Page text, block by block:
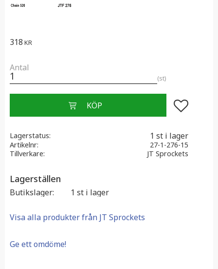
318 KR
Antal
st
Lägg till i
Lagerstatus 1 st i lager
Artikelnr
27-1-276-15
Tillverkare
JT Sprockets
Lagerställen
Butikslager 1 st i lager
Visa alla produkter från JT Sprockets
Ge ett omdöme!